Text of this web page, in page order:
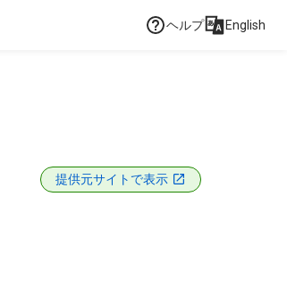
ヘルプ English
提供元サイトで表示